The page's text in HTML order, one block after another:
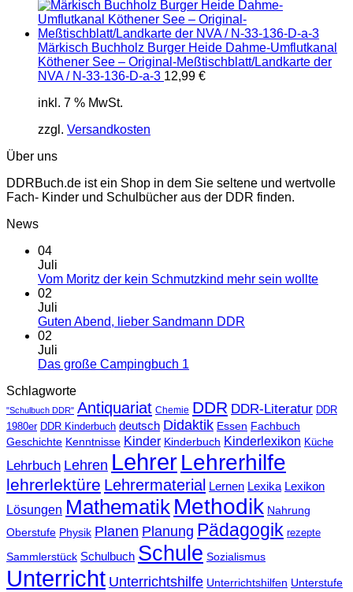
Märkisch Buchholz Burger Heide Dahme-Umflutkanal
Köthener See – Original-Meßtischblatt/Landkarte der
NVA / N-33-136-D-a-3 12,99 €
inkl. 7 % MwSt.
zzgl. Versandkosten
Über uns
DDRBuch.de ist ein Shop in dem Sie seltene und wertvolle
Fach- Kinder und Schulbücher aus der DDR finden.
News
04
Juli
Vom Moritz der kein Schmutzkind mehr sein wollte
02
Juli
Guten Abend, lieber Sandmann DDR
02
Juli
Das große Campingbuch 1
Schlagworte
"Schulbuch DDR" Antiquariat Chemie DDR DDR-Literatur DDR
1980er DDR Kinderbuch deutsch Didaktik Essen Fachbuch
Geschichte Kenntnisse Kinder Kinderbuch Kinderlexikon Küche
Lehrbuch Lehren LehrerLehrerhilfe
lehrerlektüre Lehrermaterial Lernen Lexika Lexikon
Lösungen Mathematik Methodik Nahrung
Oberstufe Physik Planen Planung Pädagogik rezepte
Sammlerstück Schulbuch Schule Sozialismus
Unterricht Unterrichtshilfe Unterrichtshilfen Unterstufe